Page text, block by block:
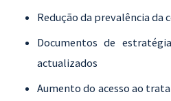
Redução da prevalência da
Documentos de
actualizados
Aumento do acesso ao